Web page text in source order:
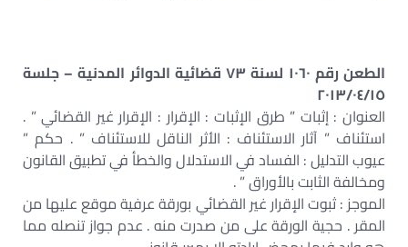
الطعن رقم ١٠٦٠ لسنة ٧٣ قضائية الدوائر المدنية – جلسة
٢٠١٣/٠٤/١٥
العنوان : إثبات ” طرق الإثبات : الإقرار : الإقرار غير القضائي ” .
استئناف ” آثار الاستئناف : الأثر الناقل للاستئناف ” . حكم ”
عيوب التدليل : الفساد في الاستدلال والخطأ في تطبيق القانون
ومخالفة الثابت بالأوراق ” .
الموجز : ثبوت الإقرار غير القضائي بورقة عرفية موقع عليها من
المقر . حجية الورقة على من صدرت منه . عدم جواز تنصله مما